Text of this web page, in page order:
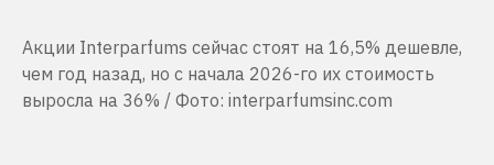
Акции Interparfums сейчас стоят на 16,5% дешевле,
чем год назад, но с начала 2026-го их стоимость
выросла на 36% / Фото: interparfumsinc.com